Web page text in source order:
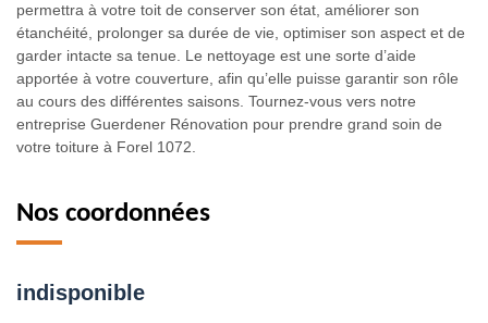
permettra à votre toit de conserver son état, améliorer son
étanchéité, prolonger sa durée de vie, optimiser son aspect et de
garder intacte sa tenue. Le nettoyage est une sorte d’aide
apportée à votre couverture, afin qu’elle puisse garantir son rôle
au cours des différentes saisons. Tournez-vous vers notre
entreprise Guerdener Rénovation pour prendre grand soin de
votre toiture à Forel 1072.
Nos coordonnées
indisponible